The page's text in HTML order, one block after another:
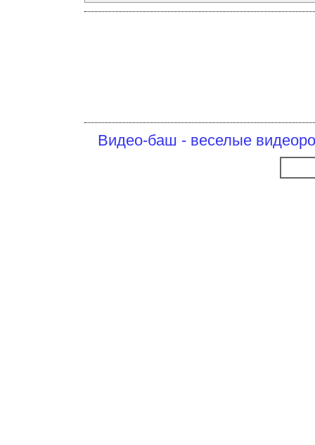
Видео-баш - веселые